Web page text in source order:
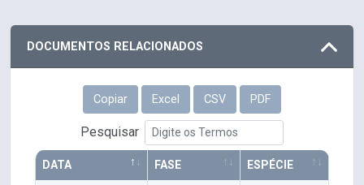
DOCUMENTOS RELACIONADOS
Copiar Excel CSV PDF
Pesquisar
DATA FASE ESPÉCIE